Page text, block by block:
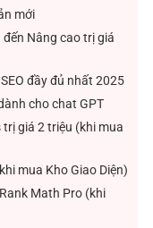
mới
đến Nâng cao trị giá
đầy đủ nhất 2025
cho chat GPT
giá 2 triệu (khi mua
mua Kho Giao Diện)
Math Pro (khi